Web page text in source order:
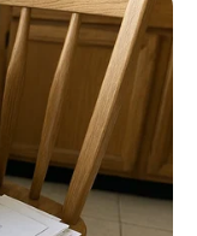
ด แนะ เคล็ด